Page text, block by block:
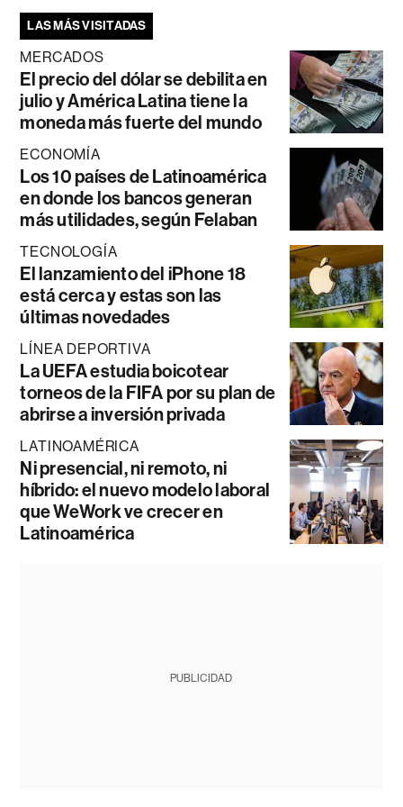
LAS MÁS VISITADAS
MERCADOS
El precio del dólar se debilita en
julio y América Latina tiene la
moneda más fuerte del mundo
ECONOMÍA
Los 10 países de Latinoamérica
en donde los bancos generan
más utilidades, según Felaban
TECNOLOGÍA
El lanzamiento del iPhone 18
está cerca y estas son las
últimas novedades
LÍNEA DEPORTIVA
La UEFA estudia boicotear
torneos de la FIFA por su plan de
abrirse a inversión privada
LATINOAMÉRICA
Ni presencial, ni remoto, ni
híbrido: el nuevo modelo laboral
que WeWork ve crecer en
Latinoamérica
PUBLICIDAD